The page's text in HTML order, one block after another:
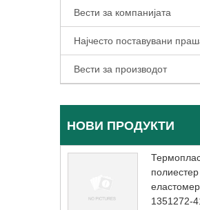
Вести за компанијата
Најчесто поставувани
Вести за производот
НОВИ ПРОДУКТИ
полиестер
1351272-